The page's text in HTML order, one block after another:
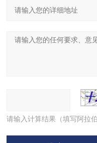
请输入计算结果（填写阿拉